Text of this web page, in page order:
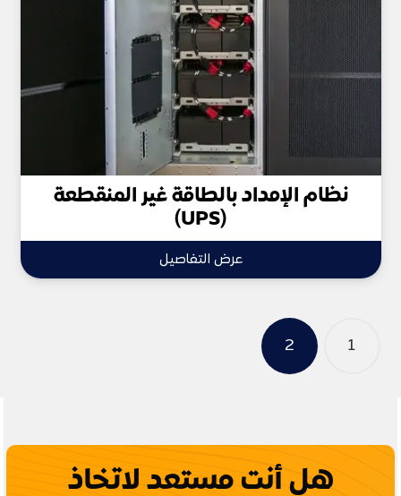
نظام الإمداد بالطاقة غير المنقطعة
(UPS)
عرض التفاصيل
تصفّح
المقالات
1
2
هل أنت مستعد لاتخاذ